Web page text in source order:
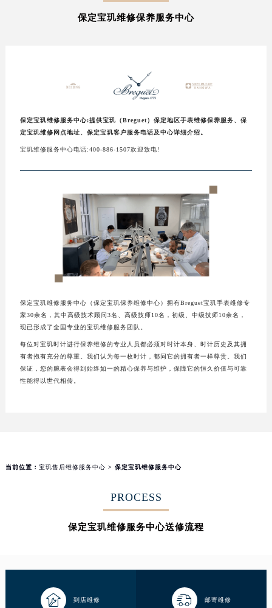
保定宝玑维修保养服务中心
保定宝玑维修服务中心:提供宝玑（Breguet）保定地区手表维修保养服务、保
定宝玑维修网点地址、保定宝玑客户服务电话及中心详细介绍。
宝玑维修服务中心电话:400-886-1507欢迎致电!
保定宝玑维修服务中心（保定宝玑保养维修中心）拥有Breguet宝玑手表维修专
家30余名，其中高级技术顾问3名、高级技师10名，初级、中级技师10余名，
现已形成了全国专业的宝玑维修服务团队。
每位对宝玑时计进行保养维修的专业人员都必须对时计本身、时计历史及其拥
有者抱有充分的尊重。我们认为每一枚时计，都同它的拥有者一样尊贵。我们
保证，您的腕表会得到始终如一的精心保养与维护，保障它的恒久价值与可靠
性能得以世代相传。
当前位置： 宝玑售后维修服务中心 > 保定宝玑维修服务中心
PROCESS
保定宝玑维修服务中心送修流程
 到店维修  邮寄维修